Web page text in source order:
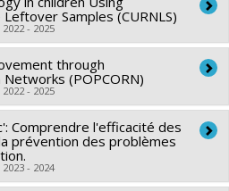
Lee Elizabeth Dennis
Instituts de recherche en
:PVXXXXXX-Subvention de
:PVXXXXXX-(PJT) Subvention
Samples (CURNLS)
- 2025
Quach-Thanh
,Fatima Kakkar,Kate Zinszer
,Malla Bhatt,Arnaud Gagneur,
Fortier,Patricia Scolari Fontela
Papenburg
Marc-André
Banerjee
through
(POPCORN)
- 2025
Quach-Thanh
,Jocelyn Gravel,Guillaume
Nathalie Orr Gaucher
Comprendre l'efficacité des
prévention des problèmes
- 2024